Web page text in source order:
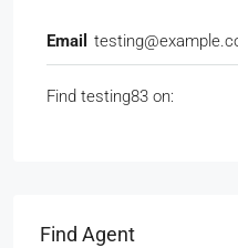
Email
Find testing83 on:
Find Agent